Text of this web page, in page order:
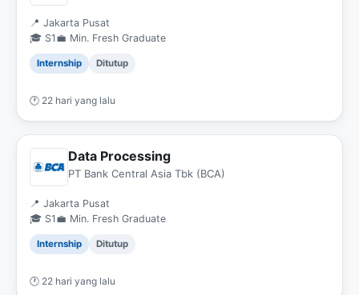
📍 Jakarta Pusat
🎓 S1 💼 Min. Fresh Graduate
Internship Ditutup
🕐 22 hari yang lalu
Data Processing
PT Bank Central Asia Tbk (BCA)
📍 Jakarta Pusat
🎓 S1 💼 Min. Fresh Graduate
Internship Ditutup
🕐 22 hari yang lalu